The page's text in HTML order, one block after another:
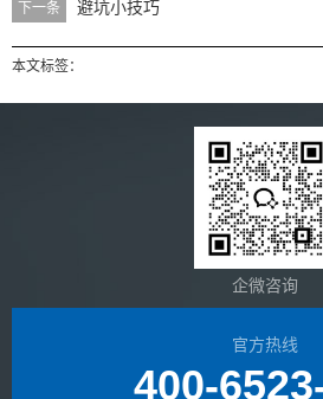
下一条 避坑小技巧
本文标签：
企微咨询
官方热线
400-